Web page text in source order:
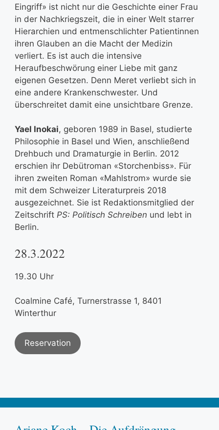
Eingriff» ist nicht nur die Geschichte einer Frau
in der Nachkriegszeit, die in einer Welt starrer
Hierarchien und entmenschlichter Patientinnen
ihren Glauben an die Macht der Medizin
verliert. Es ist auch die intensive
Heraufbeschwörung einer Liebe mit ganz
eigenen Gesetzen. Denn Meret verliebt sich in
eine andere Krankenschwester. Und
überschreitet damit eine unsichtbare Grenze.
Yael Inokai, geboren 1989 in Basel, studierte
Philosophie in Basel und Wien, anschließend
Drehbuch und Dramaturgie in Berlin. 2012
erschien ihr Debütroman «Storchenbiss». Für
ihren zweiten Roman «Mahlstrom» wurde sie
mit dem Schweizer Literaturpreis 2018
ausgezeichnet. Sie ist Redaktionsmitglied der
Zeitschrift PS: Politisch Schreiben und lebt in
Berlin.
28.3.2022
19.30 Uhr
Coalmine Café, Turnerstrasse 1, 8401
Winterthur
Reservation